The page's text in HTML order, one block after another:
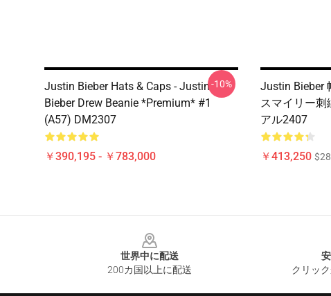
Justin Bieber Hats & Caps - Justin
Bieber Drew Beanie *Premium* #1
(A57) DM2307
￥390,195 - ￥783,000
-10%
Justin Bieber
スマイリー刺
アル2407
￥413,250
世界中に配送
200カ国以上に配送
クリッ